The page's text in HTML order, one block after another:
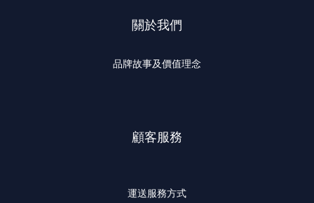
關於我們
品牌故事及價值理念
顧客服務
運送服務方式